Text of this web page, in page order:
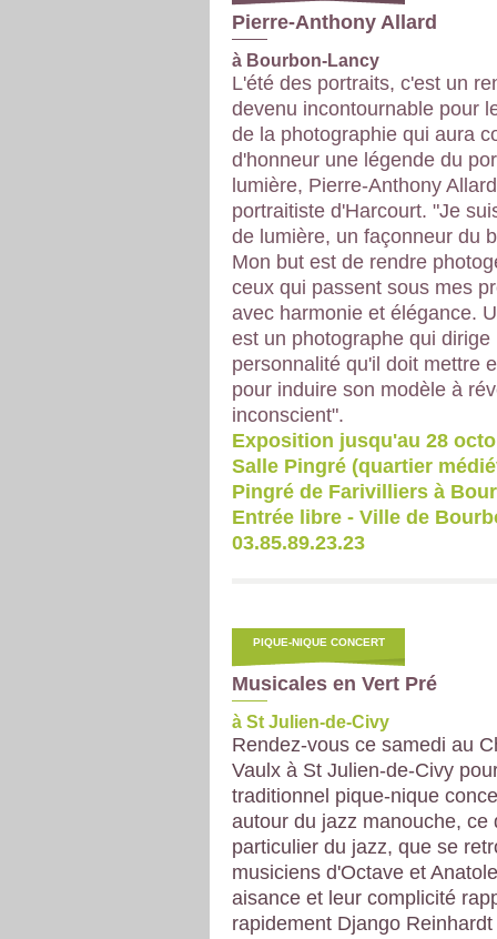
Pierre-Anthony Allard
à Bourbon-Lancy
L'été des portraits, c'est un
devenu incontournable pour
de la photographie qui aura
d'honneur une légende du
lumière, Pierre-Anthony
portraitiste d'Harcourt. "Je
de lumière, un façonneur du
Mon but est de rendre
ceux qui passent sous mes
avec harmonie et élégance.
est un photographe qui dirige
personnalité qu'il doit mettre
pour induire son modèle à
inconscient".
Exposition jusqu'au 28
Salle Pingré (quartier
Pingré de Farivilliers à
Entrée libre - Ville de
03.85.89.23.23
PIQUE-NIQUE CONCERT
Musicales en Vert Pré
à St Julien-de-Civy
Rendez-vous ce samedi au
Vaulx à St Julien-de-Civy
traditionnel pique-nique
autour du jazz manouche, ce
particulier du jazz, que se
musiciens d'Octave et
aisance et leur complicité
rapidement Django